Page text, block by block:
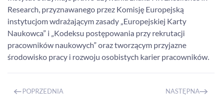
Research, przyznawanego przez Komisję Europejską
instytucjom wdrażającym zasady „Europejskiej Karty
Naukowca” i „Kodeksu postępowania przy rekrutacji
pracowników naukowych” oraz tworzącym przyjazne
środowisko pracy i rozwoju osobistych karier pracowników.
POPRZEDNIA NASTĘPNA